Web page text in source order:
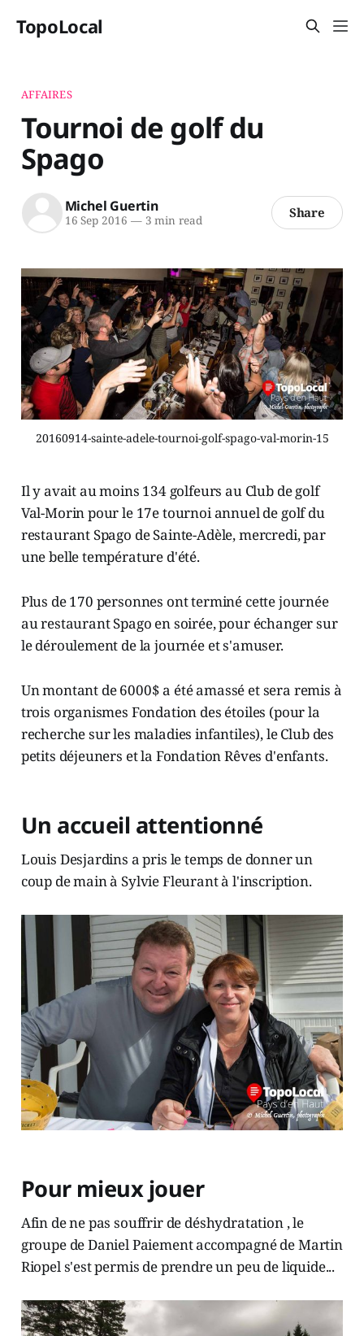
TopoLocal
AFFAIRES
Tournoi de golf du
Spago
Michel Guertin
16 Sep 2016 —3 min read Share
20160914-sainte-adele-tournoi-golf-spago-val-morin-15
Il y avait au moins 134 golfeurs au Club de golf
Val-Morin pour le 17e tournoi annuel de golf du
restaurant Spago de Sainte-Adèle, mercredi, par
une belle température d'été.
Plus de 170 personnes ont terminé cette journée
au restaurant Spago en soirée, pour échanger sur
le déroulement de la journée et s'amuser.
Un montant de 6000$ a été amassé et sera remis à
trois organismes Fondation des étoiles (pour la
recherche sur les maladies infantiles), le Club des
petits déjeuners et la Fondation Rêves d'enfants.
Un accueil attentionné
Louis Desjardins a pris le temps de donner un
coup de main à Sylvie Fleurant à l'inscription.
Pour mieux jouer
Afin de ne pas souffrir de déshydratation , le
groupe de Daniel Paiement accompagné de Martin
Riopel s'est permis de prendre un peu de liquide...